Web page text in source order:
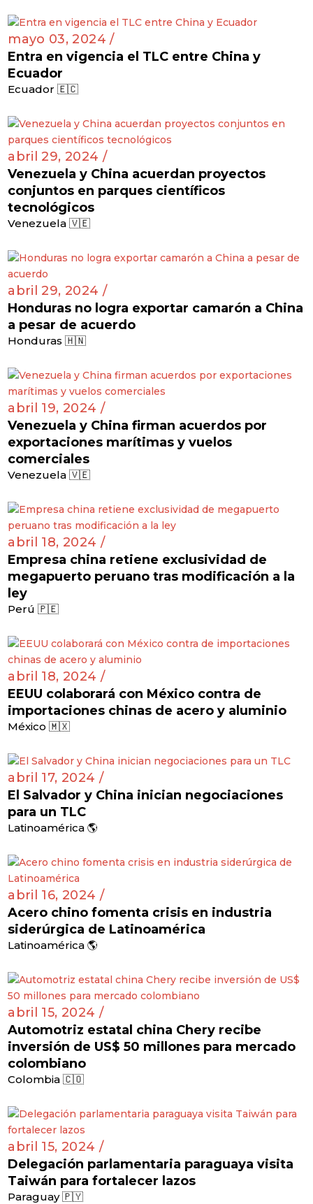
mayo 03, 2024 /
Entra en vigencia el TLC entre China y
Ecuador
Ecuador 🇪🇨
abril 29, 2024 /
Venezuela y China acuerdan proyectos
conjuntos en parques científicos
tecnológicos
Venezuela 🇻🇪
abril 29, 2024 /
Honduras no logra exportar camarón a China
a pesar de acuerdo
Honduras 🇭🇳
abril 19, 2024 /
Venezuela y China firman acuerdos por
exportaciones marítimas y vuelos
comerciales
Venezuela 🇻🇪
abril 18, 2024 /
Empresa china retiene exclusividad de
megapuerto peruano tras modificación a la
ley
Perú 🇵🇪
abril 18, 2024 /
EEUU colaborará con México contra de
importaciones chinas de acero y aluminio
México 🇲🇽
abril 17, 2024 /
El Salvador y China inician negociaciones
para un TLC
Latinoamérica 🌎
abril 16, 2024 /
Acero chino fomenta crisis en industria
siderúrgica de Latinoamérica
Latinoamérica 🌎
abril 15, 2024 /
Automotriz estatal china Chery recibe
inversión de US$ 50 millones para mercado
colombiano
Colombia 🇨🇴
abril 15, 2024 /
Delegación parlamentaria paraguaya visita
Taiwán para fortalecer lazos
Paraguay 🇵🇾